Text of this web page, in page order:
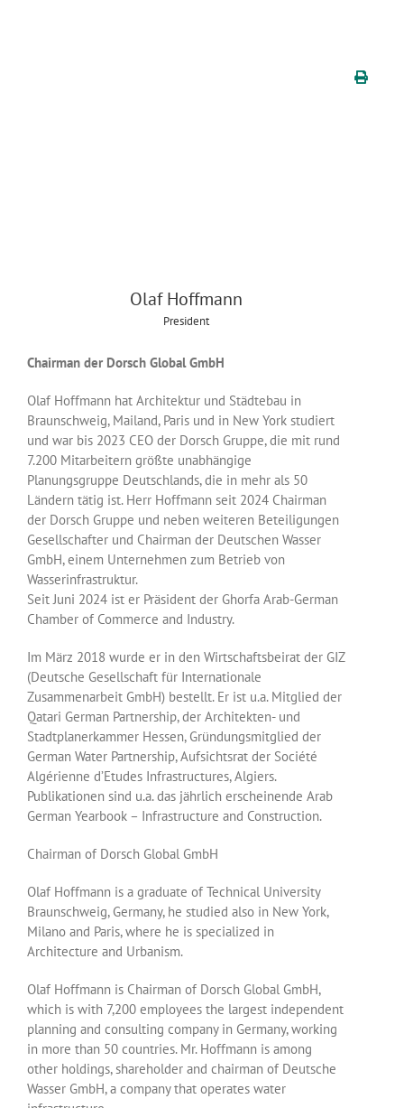
Olaf Hoffmann
President
Chairman der Dorsch Global GmbH
Olaf Hoffmann hat Architektur und Städtebau in
Braunschweig, Mailand, Paris und in New York studiert
und war bis 2023 CEO der Dorsch Gruppe, die mit rund
7.200 Mitarbeitern größte unabhängige
Planungsgruppe Deutschlands, die in mehr als 50
Ländern tätig ist. Herr Hoffmann seit 2024 Chairman
der Dorsch Gruppe und neben weiteren Beteiligungen
Gesellschafter und Chairman der Deutschen Wasser
GmbH, einem Unternehmen zum Betrieb von
Wasserinfrastruktur.
Seit Juni 2024 ist er Präsident der Ghorfa Arab-German
Chamber of Commerce and Industry.
Im März 2018 wurde er in den Wirtschaftsbeirat der GIZ
(Deutsche Gesellschaft für Internationale
Zusammenarbeit GmbH) bestellt. Er ist u.a. Mitglied der
Qatari German Partnership, der Architekten- und
Stadtplanerkammer Hessen, Gründungsmitglied der
German Water Partnership, Aufsichtsrat der Société
Algérienne d’Etudes Infrastructures, Algiers.
Publikationen sind u.a. das jährlich erscheinende Arab
German Yearbook – Infrastructure and Construction.
Chairman of Dorsch Global GmbH
Olaf Hoffmann is a graduate of Technical University
Braunschweig, Germany, he studied also in New York,
Milano and Paris, where he is specialized in
Architecture and Urbanism.
Olaf Hoffmann is Chairman of Dorsch Global GmbH,
which is with 7,200 employees the largest independent
planning and consulting company in Germany, working
in more than 50 countries. Mr. Hoffmann is among
other holdings, shareholder and chairman of Deutsche
Wasser GmbH, a company that operates water